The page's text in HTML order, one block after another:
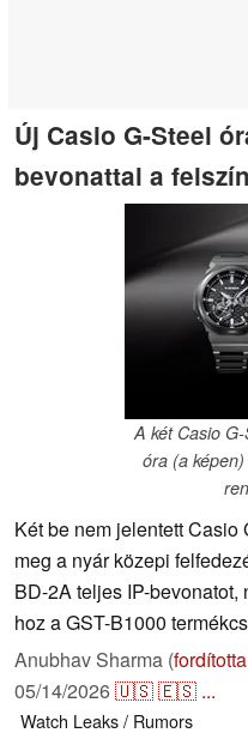
Új Casio G-Steel
bevonattal a
A két Casio
óra (a
Két be nem jelentett
meg a nyár közepi
BD-2A teljes IP-
hoz a GST-B1000
Anubhav Sharma (fordította
05/14/2026🇺🇸🇪🇸 ...
Watch Leaks / Rumors